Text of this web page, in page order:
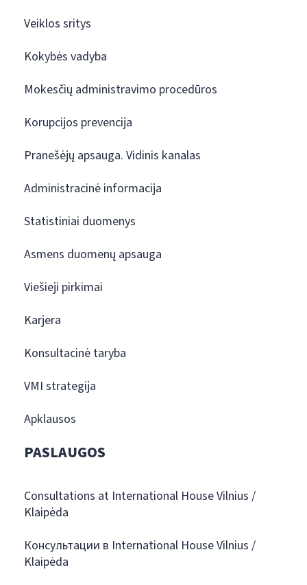
Veiklos sritys
Kokybės vadyba
Mokesčių administravimo procedūros
Korupcijos prevencija
Pranešėjų apsauga. Vidinis kanalas
Administracinė informacija
Statistiniai duomenys
Asmens duomenų apsauga
Viešieji pirkimai
Karjera
Konsultacinė taryba
VMI strategija
Apklausos
PASLAUGOS
Consultations at International House Vilnius /
Klaipėda
Консультации в International House Vilnius /
Klaipėda